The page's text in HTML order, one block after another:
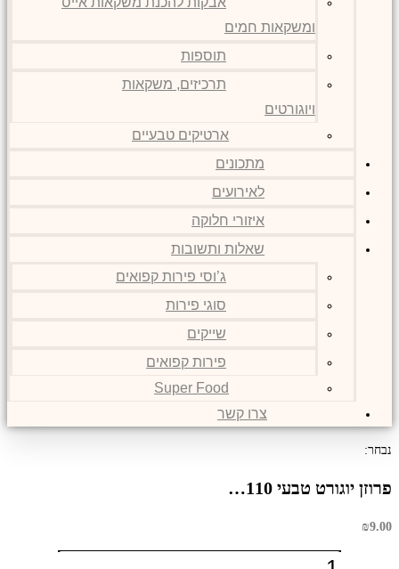
ומשקאות חמים
תוספות
תרכיזים, משקאות
ויוגורטים
ארטיקים טבעיים
מתכונים
לאירועים
איזורי חלוקה
שאלות ותשובות
ג’וסי פירות קפואים
סוגי פירות
שייקים
פירות קפואים
Super Food
צרו קשר
נבחר:
פרוזן יוגורט טבעי 110…
₪9.00
כמות